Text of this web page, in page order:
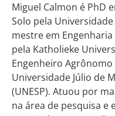
Miguel Calmon é PhD
Solo pela
mestre em
pela Katholieke
Engenheiro Agrônomo
Universidade Júlio de
(UNESP). Atuou por
na área de pesquisa e